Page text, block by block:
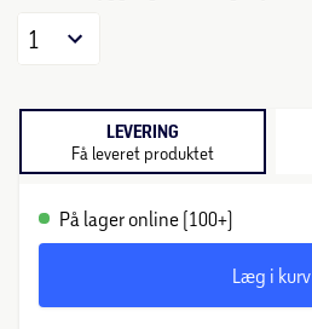
1
LEVERING
Få leveret produktet
På lager online (100+)
Læg i kurv